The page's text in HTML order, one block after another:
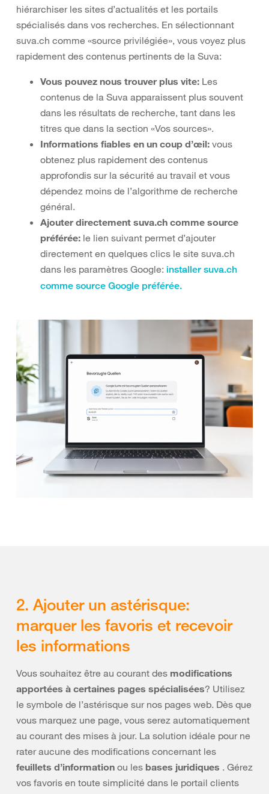
hiérarchiser les sites d’actualités et les portails
spécialisés dans vos recherches. En sélectionnant
suva.ch comme «source privilégiée», vous voyez plus
rapidement des contenus pertinents de la Suva:
Vous pouvez nous trouver plus vite: Les
contenus de la Suva apparaissent plus souvent
dans les résultats de recherche, tant dans les
titres que dans la section «Vos sources».
Informations fiables en un coup d’œil: vous
obtenez plus rapidement des contenus
approfondis sur la sécurité au travail et vous
dépendez moins de l’algorithme de recherche
général.
Ajouter directement suva.ch comme source
préférée: le lien suivant permet d’ajouter
directement en quelques clics le site suva.ch
dans les paramètres Google: installer suva.ch
comme source Google préférée.
2. Ajouter un astérisque:
marquer les favoris et recevoir
les informations
Vous souhaitez être au courant des modifications
apportées à certaines pages spécialisées? Utilisez
le symbole de l’astérisque sur nos pages web. Dès que
vous marquez une page, vous serez automatiquement
au courant des mises à jour. La solution idéale pour ne
rater aucune des modifications concernant les
feuillets d’information ou les bases juridiques . Gérez
vos favoris en toute simplicité dans le portail clients